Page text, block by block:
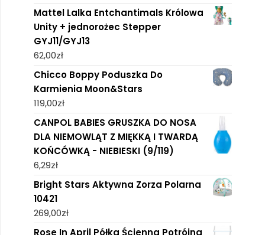
Mattel Lalka Entchantimals Królowa
Unity + jednorożec Stepper
GYJ11/GYJ13
62,00zł
Chicco Boppy Poduszka Do
Karmienia Moon&Stars
119,00zł
CANPOL BABIES GRUSZKA DO NOSA
DLA NIEMOWLĄT Z MIĘKKĄ I TWARDĄ
KOŃCÓWKĄ - NIEBIESKI (9/119)
6,29zł
Bright Stars Aktywna Zorza Polarna
10421
269,00zł
Rose In April Półka Ścienna Potrójna